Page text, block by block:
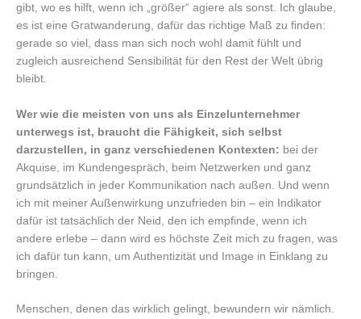
gibt, wo es hilft, wenn ich „größer“ agiere als sonst. Ich glaube,
es ist eine Gratwanderung, dafür das richtige Maß zu finden:
gerade so viel, dass man sich noch wohl damit fühlt und
zugleich ausreichend Sensibilität für den Rest der Welt übrig
bleibt.
Wer wie die meisten von uns als Einzelunternehmer
unterwegs ist, braucht die Fähigkeit, sich selbst
darzustellen, in ganz verschiedenen Kontexten: bei der
Akquise, im Kundengespräch, beim Netzwerken und ganz
grundsätzlich in jeder Kommunikation nach außen. Und wenn
ich mit meiner Außenwirkung unzufrieden bin – ein Indikator
dafür ist tatsächlich der Neid, den ich empfinde, wenn ich
andere erlebe – dann wird es höchste Zeit mich zu fragen, was
ich dafür tun kann, um Authentizität und Image in Einklang zu
bringen.
Menschen, denen das wirklich gelingt, bewundern wir nämlich.